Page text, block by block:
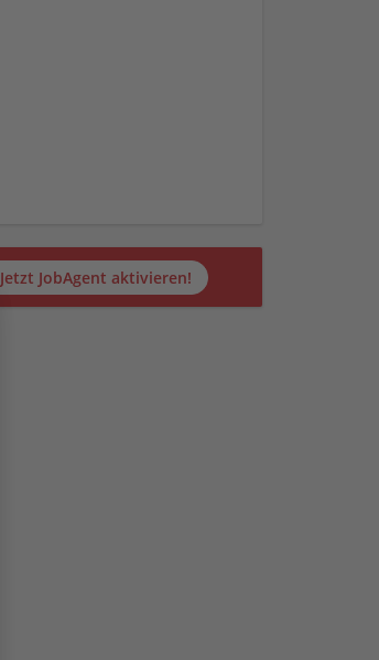
Jetzt JobAgent aktivieren!